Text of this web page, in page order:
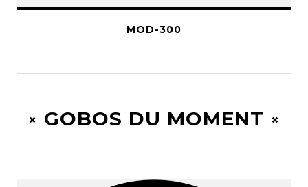
MOD-300
GOBOS DU MOMENT